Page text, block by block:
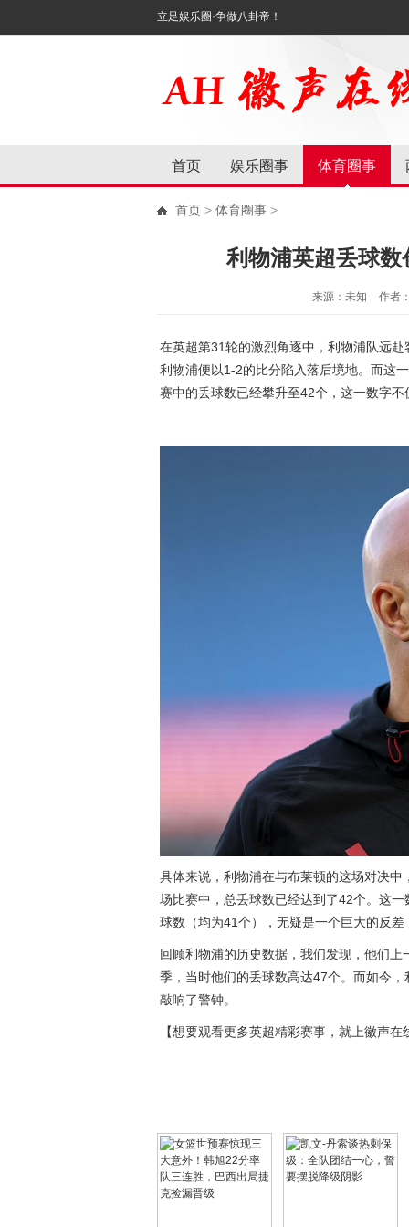
立足娱乐圈·争做八卦帝！
首页 娱乐圈事 体育圈事
首页 > 体育圈事 >
利物浦英超丢球
来源：未知 作者
在英超第31轮的激烈角逐中，利物浦队远
利物浦便以1-2的比分陷入落后境地。而这
赛中的丢球数已经攀升至42个，这一数字
具体来说，利物浦在与布莱顿的这场对决
场比赛中，总丢球数已经达到了42个。这
球数（均为41个），无疑是一个巨大的反
回顾利物浦的历史数据，我们发现，他们
季，当时他们的丢球数高达47个。而如今
敲响了警钟。
【想要观看更多英超精彩赛事，就上徽声在